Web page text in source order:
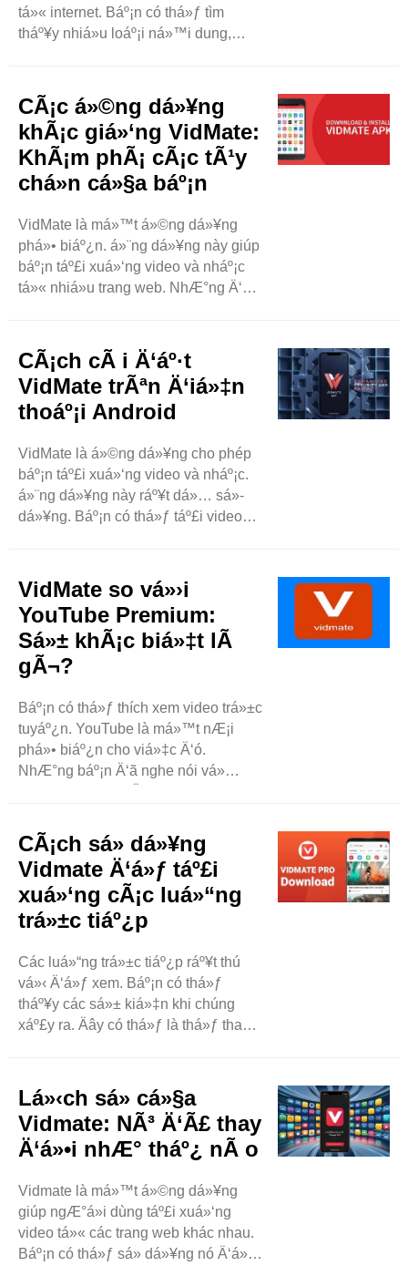
tá»« internet. Báº¡n có thá»ƒ tìm
tháº¥y nhiá»u loáº¡i ná»™i dung,
có sáºµn trên các thiáº¿t bá»‹
Android. NgÆ°á»i dùng thích
VidMate vì nó Ä‘Æ¡n giáº£n và ..
CÃ¡c á»©ng dá»¥ng
khÃ¡c giá»‘ng VidMate:
KhÃ¡m phÃ¡ cÃ¡c tÃ¹y
chá»n cá»§a báº¡n
VidMate là má»™t á»©ng dá»¥ng
phá»• biáº¿n. á»¨ng dá»¥ng này giúp
báº¡n táº£i xuá»‘ng video và nháº¡c
tá»« nhiá»u trang web. NhÆ°ng Ä‘ôi
khám phá má»™t sá»‘ tùy chá»n
nhÆ° VidMate. Chúng ta sáº½ xem
xét tá»«ng á»©ng dá»¥ng thá»±c
hiá»‡n ..
CÃ¡ch cÃ i Ä‘áº·t
VidMate trÃªn Ä‘iá»‡n
thoáº¡i Android
VidMate là á»©ng dá»¥ng cho phép
báº¡n táº£i xuá»‘ng video và nháº¡c.
á»¨ng dá»¥ng này ráº¥t dá»… sá»­
dá»¥ng. Báº¡n có thá»ƒ táº£i video
báº¡n xem phim và chÆ°Æ¡ng trình
truyá»n hình miá»…n phí. Nhiá»u
ngÆ°á»i thích sá»­ dá»¥ng VidMate vì
nó ..
VidMate so vá»›i
YouTube Premium:
Sá»± khÃ¡c biá»‡t lÃ
gÃ¬?
Báº¡n có thá»ƒ thích xem video trá»±c
tuyáº¿n. YouTube là má»™t nÆ¡i
phá»• biáº¿n cho viá»‡c Ä‘ó.
NhÆ°ng báº¡n Ä‘ã nghe nói vá»
video và táº£i xuá»‘ng chúng. Hãy
cùng so sánh VidMate và YouTube
Premium. Chúng ta sáº½ xem xét
nhá»¯ng gì ..
CÃ¡ch sá»­ dá»¥ng
Vidmate Ä‘á»ƒ táº£i
xuá»‘ng cÃ¡c luá»“ng
trá»±c tiáº¿p
Các luá»“ng trá»±c tiáº¿p ráº¥t thú
vá»‹ Ä‘á»ƒ xem. Báº¡n có thá»ƒ
tháº¥y các sá»± kiá»‡n khi chúng
xáº£y ra. Äây có thá»ƒ là thá»ƒ thao,
các luá»“ng trá»±c tiáº¿p này. Äó là
nÆ¡i mà Vidmate Ä‘áº¿n. Vidmate là
má»™t á»©ng ..
Lá»‹ch sá»­ cá»§a
Vidmate: NÃ³ Ä‘Ã£ thay
Ä‘á»•i nhÆ° tháº¿ nÃ o
Vidmate là má»™t á»©ng dá»¥ng
giúp ngÆ°á»i dùng táº£i xuá»‘ng
video tá»« các trang web khác nhau.
Báº¡n có thá»ƒ sá»­ dá»¥ng nó Ä‘á»ƒ